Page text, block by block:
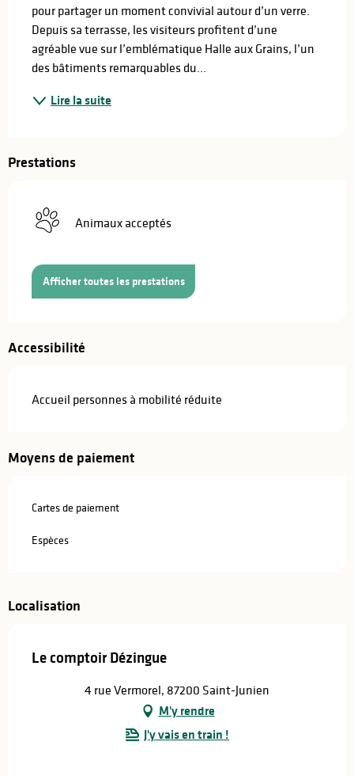
pour partager un moment convivial autour d’un verre.
Depuis sa terrasse, les visiteurs profitent d’une
agréable vue sur l’emblématique Halle aux Grains, l’un
des bâtiments remarquables du...
Lire la suite
Prestations
Animaux acceptés
Afficher toutes les prestations
Accessibilité
Accueil personnes à mobilité réduite
Moyens de paiement
Cartes de paiement
Espèces
Localisation
Le comptoir Dézingue
4 rue Vermorel, 87200 Saint-Junien
M'y rendre
J'y vais en train !